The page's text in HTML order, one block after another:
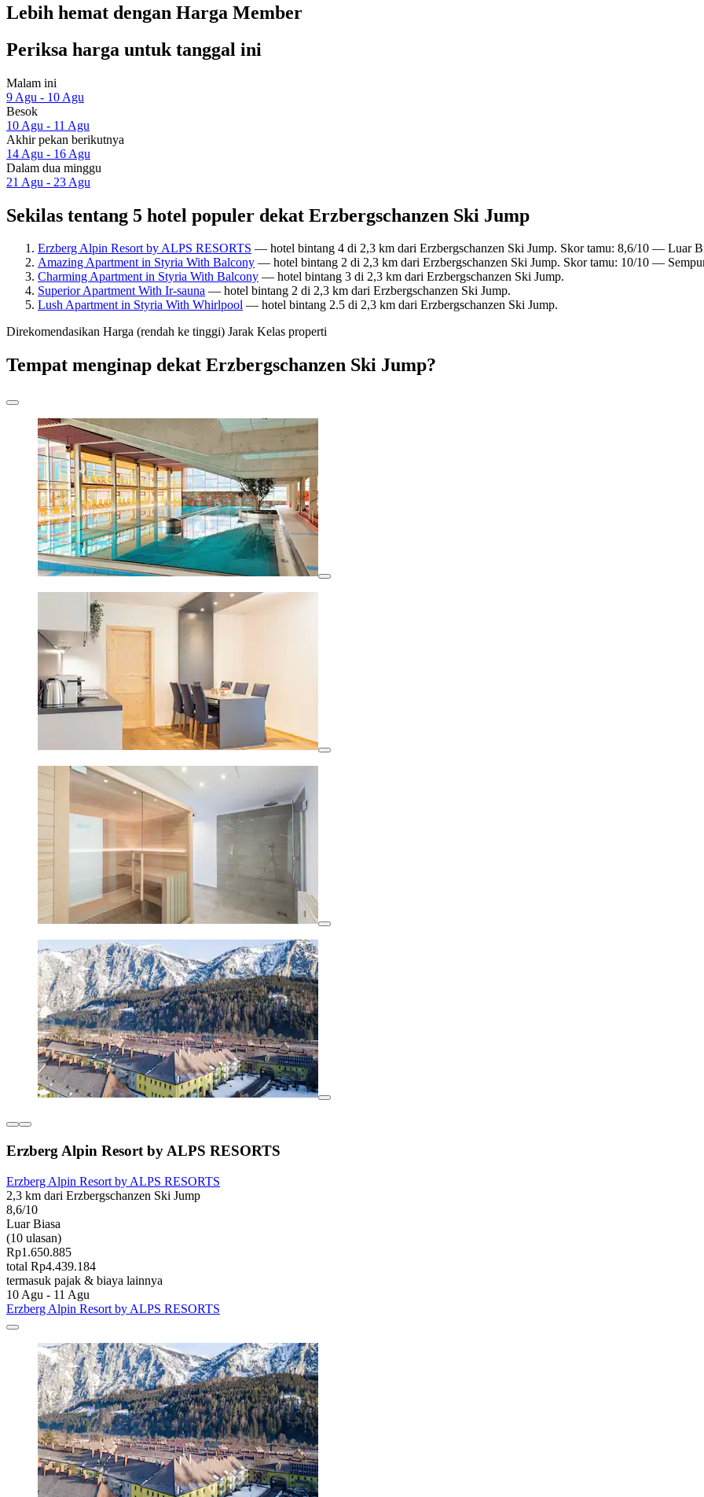
Lebih hemat dengan Harga Member
Periksa harga untuk tanggal ini
Malam ini
9 Agu - 10 Agu
Besok
10 Agu - 11 Agu
Akhir pekan berikutnya
14 Agu - 16 Agu
Dalam dua minggu
21 Agu - 23 Agu
Sekilas tentang 5 hotel populer dekat Erzbergschanzen Ski Jump
Erzberg Alpin Resort by ALPS RESORTS — hotel bintang 4 di 2,3 km dari Erzbergschanzen Ski Jump. Skor tamu: 8,6/10 — Luar
Amazing Apartment in Styria With Balcony — hotel bintang 2 di 2,3 km dari Erzbergschanzen Ski Jump. Skor tamu: 10/10 —
Charming Apartment in Styria With Balcony — hotel bintang 3 di 2,3 km dari Erzbergschanzen Ski Jump.
Superior Apartment With Ir-sauna — hotel bintang 2 di 2,3 km dari Erzbergschanzen Ski Jump.
Lush Apartment in Styria With Whirlpool — hotel bintang 2.5 di 2,3 km dari Erzbergschanzen Ski Jump.
Direkomendasikan Harga (rendah ke tinggi) Jarak Kelas properti
Tempat menginap dekat Erzbergschanzen Ski Jump?
Erzberg Alpin Resort by ALPS RESORTS
Erzberg Alpin Resort by ALPS RESORTS
2,3 km dari Erzbergschanzen Ski Jump
8,6/10
Luar Biasa
(10 ulasan)
Rp1.650.885
total Rp4.439.184
termasuk pajak & biaya lainnya
10 Agu - 11 Agu
Erzberg Alpin Resort by ALPS RESORTS